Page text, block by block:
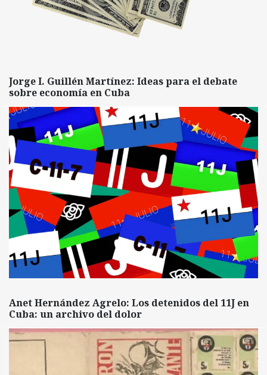
Jorge I. Guillén Martínez: Ideas para el debate
sobre economía en Cuba
Anet Hernández Agrelo: Los detenidos del 11J en
Cuba: un archivo del dolor